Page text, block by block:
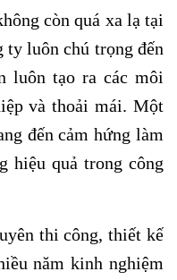
còn quá xa lạ tại
ty luôn chú trọng đến
luôn tạo ra các môi
và thoải mái. Một
đến cảm hứng làm
hiệu quả trong công
thi công, thiết kế
năm kinh nghiệm